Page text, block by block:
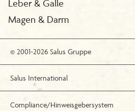
Leber & Galle
Magen & Darm
© 2001-2026 Salus Gruppe
Salus International
Compliance/Hinweisgebersystem